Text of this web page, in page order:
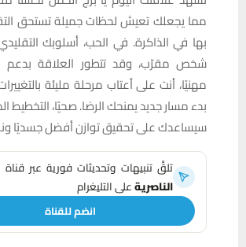
مما يجعلك تعيش لحظات جميلة تستحق
بها في الذاكرة. في الحب، أسلوبك
شخص مقرّب، وقد تتطور العلاقة بدعم
مهنيًا، أنت على أعتاب مرحلة مليئة
بدء مسار جديد يمنحك الرضا. صحيًا، التخطيط
سيساعدك على تحقيق توازن أفضل جسديًا
تلقَّ تنبيهات وتحديثات فورية عبر قناة
الناصريةعلى التليغرام
انضم للقناة